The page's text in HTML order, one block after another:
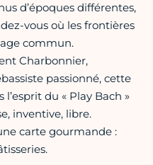
d’époques différentes,
vous où les frontières
commun.
Charbonnier,
passionné, cette
du « Play Bach »
inventive, libre.
carte gourmande :